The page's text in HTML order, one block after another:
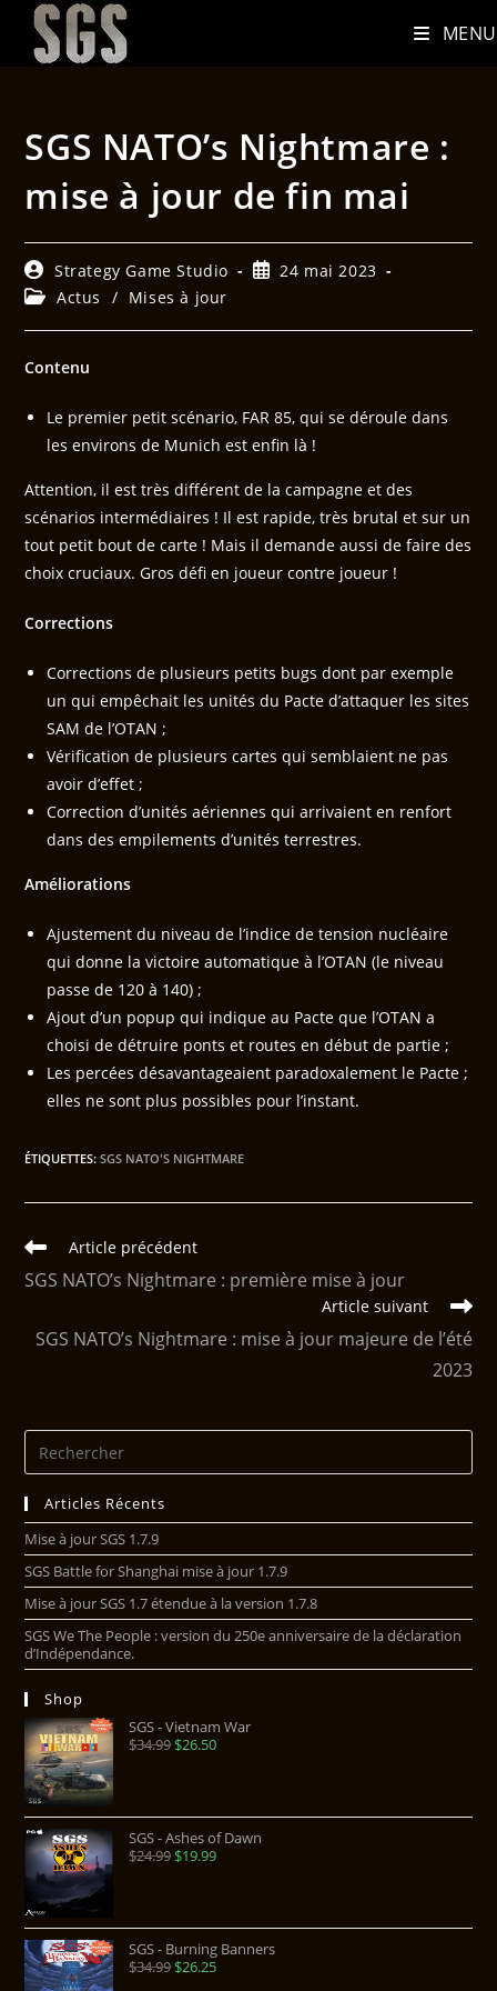
MENU
SGS NATO’s Nightmare :
mise à jour de fin mai
Strategy Game Studio
24 mai 2023
Actus
/ Mises à jour
Contenu
Le premier petit scénario, FAR 85, qui se déroule dans
les environs de Munich est enfin là !
Attention, il est très différent de la campagne et des
scénarios intermédiaires ! Il est rapide, très brutal et sur un
tout petit bout de carte ! Mais il demande aussi de faire des
choix cruciaux. Gros défi en joueur contre joueur !
Corrections
Corrections de plusieurs petits bugs dont par exemple
un qui empêchait les unités du Pacte d’attaquer les sites
SAM de l’OTAN ;
Vérification de plusieurs cartes qui semblaient ne pas
avoir d’effet ;
Correction d’unités aériennes qui arrivaient en renfort
dans des empilements d’unités terrestres.
Améliorations
Ajustement du niveau de l’indice de tension nucléaire
qui donne la victoire automatique à l’OTAN (le niveau
passe de 120 à 140) ;
Ajout d’un popup qui indique au Pacte que l’OTAN a
choisi de détruire ponts et routes en début de partie ;
Les percées désavantageaient paradoxalement le Pacte ;
elles ne sont plus possibles pour l’instant.
ÉTIQUETTES:SGS NATO'S NIGHTMARE
Article précédent
SGS NATO’s Nightmare : première mise à jour
Article suivant
SGS NATO’s Nightmare : mise à jour majeure de l’été
2023
Articles Récents
Mise à jour SGS 1.7.9
SGS Battle for Shanghai mise à jour 1.7.9
Mise à jour SGS 1.7 étendue à la version 1.7.8
SGS We The People : version du 250e anniversaire de la déclaration
d’Indépendance.
Shop
SGS - Vietnam War
$34.99$26.50
SGS - Ashes of Dawn
$24.99$19.99
SGS - Burning Banners
$34.99$26.25